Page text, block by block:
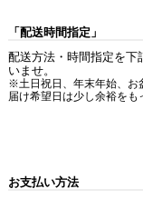
「配送時間指定」
配送方法・時間指定を下
いませ。
※土日祝日、年末年始、お
届け希望日は少し余裕をも
お支払い方法